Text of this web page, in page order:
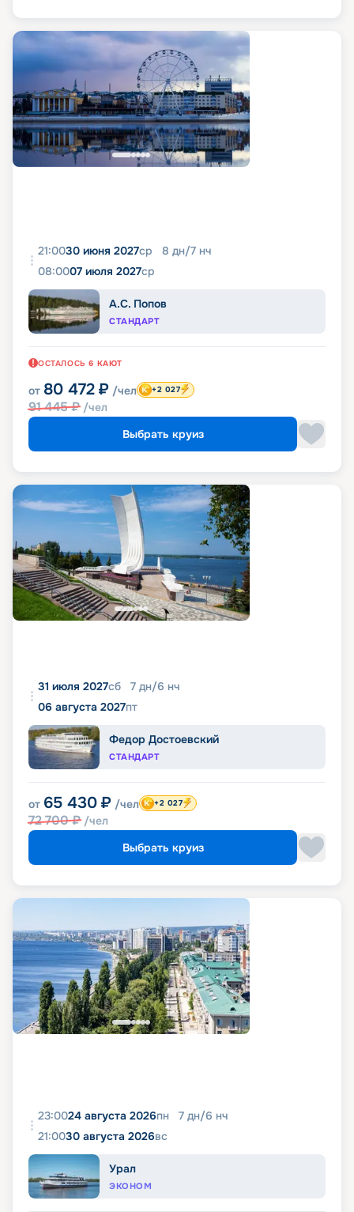
21:0030 июня 2027ср 8 дн/7 нч
08:0007 июля 2027ср
А.С. Попов
СТАНДАРТ
ОСТАЛОСЬ 6 КАЮТ
от 80 472 ₽ /чел
91 445₽ /чел
+2 027
Выбрать круиз
31 июля 2027сб 7 дн/6 нч
06 августа 2027пт
Федор Достоевский
СТАНДАРТ
от 65 430 ₽ /чел
72 700₽ /чел
+2 027
Выбрать круиз
23:0024 августа 2026пн 7 дн/6 нч
21:0030 августа 2026вс
Урал
ЭКОНОМ